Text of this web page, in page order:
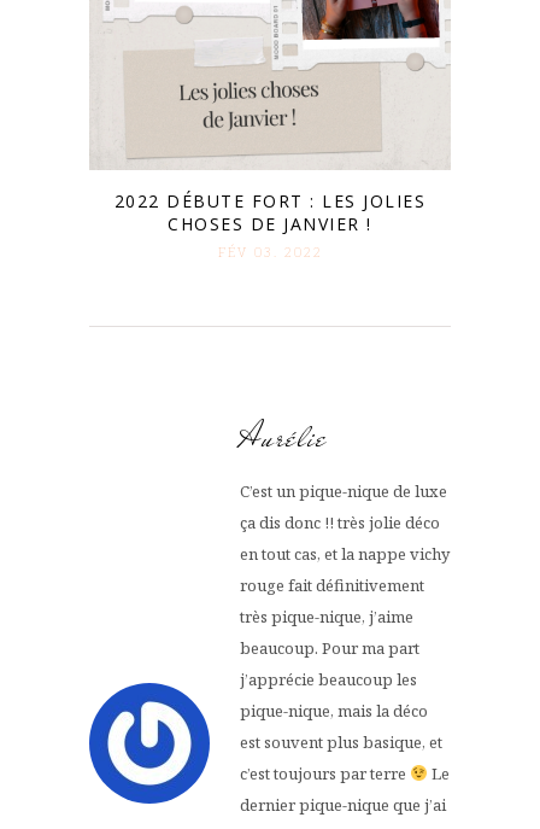
2022 DÉBUTE FORT : LES JOLIES
CHOSES DE JANVIER !
FÉV 03. 2022
Aurélie
C’est un pique-nique de luxe
ça dis donc !! très jolie déco
en tout cas, et la nappe vichy
rouge fait définitivement
très pique-nique, j’aime
beaucoup. Pour ma part
j’apprécie beaucoup les
pique-nique, mais la déco
est souvent plus basique, et
c’est toujours par terre
Le
dernier pique-nique que j’ai